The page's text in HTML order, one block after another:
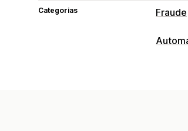
Categorias Fraude
Tipos